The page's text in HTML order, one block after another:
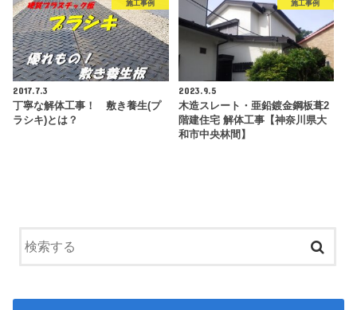
施工事例
2017.7.3
丁寧な解体工事！ 敷き養生(プ
ラシキ)とは？
施工事例
2023.9.5
木造スレート・亜鉛鍍金鋼板葺2
階建住宅 解体工事【神奈川県大
和市中央林間】